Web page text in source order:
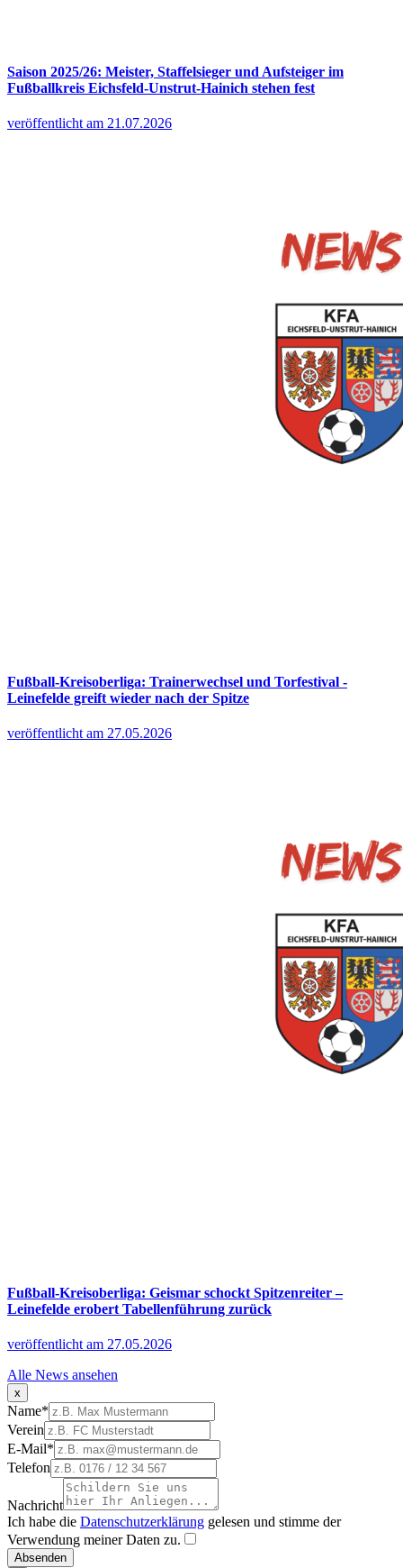
Saison 2025/26: Meister, Staffelsieger und Aufsteiger im
Fußballkreis Eichsfeld-Unstrut-Hainich stehen fest
veröffentlicht am 21.07.2026
Fußball-Kreisoberliga: Trainerwechsel und Torfestival -
Leinefelde greift wieder nach der Spitze
veröffentlicht am 27.05.2026
Fußball-Kreisoberliga: Geismar schockt Spitzenreiter –
Leinefelde erobert Tabellenführung zurück
veröffentlicht am 27.05.2026
Alle News ansehen
x
Name*
Verein
E-Mail*
Telefon
Nachricht
Ich habe die Datenschutzerklärung gelesen und stimme der
Verwendung meiner Daten zu.
Absenden